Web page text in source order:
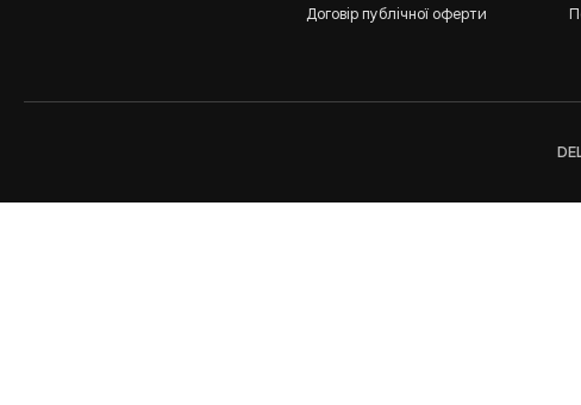
Договір публічної оферти